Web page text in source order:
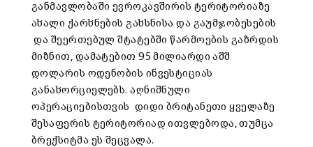
განმავლობაში ევროკავშირის ტერიტორიაზე
ახალი ქარხნების გახსნისა და გაუმჯობესების
და შეერთებულ შტატებში წარმოების გაზრდის
მიზნით, დამატებით 95 მილიარდი აშშ
დოლარის ოდენობის ინვესტიციას
განახორციელებს. აღნიშნული
ოპერაციებისთვის დიდი ბრიტანეთი ყველაზე
შესაფერის ტერიტორიად ითვლებოდა, თუმცა
ბრექსიტმა ეს შეცვალა.